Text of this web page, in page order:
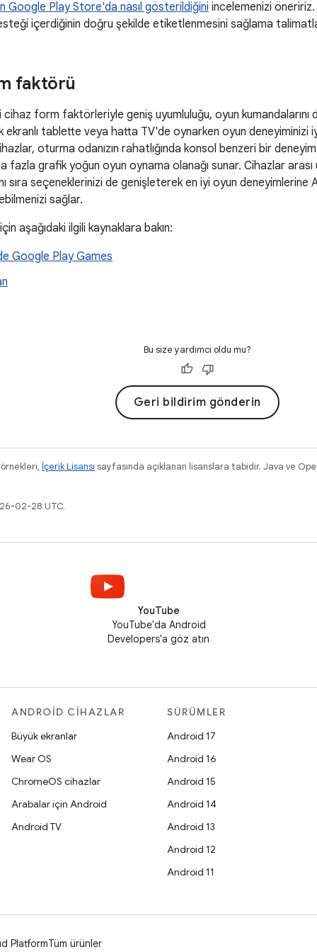
Google Play Store'da nasıl gösterildiğini incelemenizi
içerdiğinin doğru şekilde etiketlenmesini sağlama
faktörü
form faktörleriyle geniş uyumluluğu, oyun kumandalarını
tablette veya hatta TV'de oynarken oyun deneyiminizi
oturma odanızın rahatlığında konsol benzeri bir
fazla grafik yoğun oyun oynama olanağı sunar. Cihazlar arası
sıra seçeneklerinizi de genişleterek en iyi oyun
sağlar.
aşağıdaki ilgili kaynaklara bakın:
Google Play Games
Bu size yardımcı oldu mu?
Geri bildirim gönderin
İçerik Lisansı sayfasında açıklanan lisanslara tabidir. Java ve
02-28 UTC.
YouTube
YouTube'da Android
Developers'a göz atın
ANDROID CIHAZLAR
Büyük ekranlar
Wear OS
ChromeOS cihazlar
Arabalar için Android
Android TV
SÜRÜMLER
Android 17
Android 16
Android 15
Android 14
Android 13
Android 12
Android 11
PlatformTüm ürünler